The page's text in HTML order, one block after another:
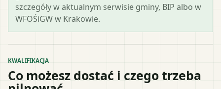
szczegóły w aktualnym serwisie gminy, BIP albo w
WFOŚiGW w Krakowie.
KWALIFIKACJA
Co możesz dostać i czego trzeba